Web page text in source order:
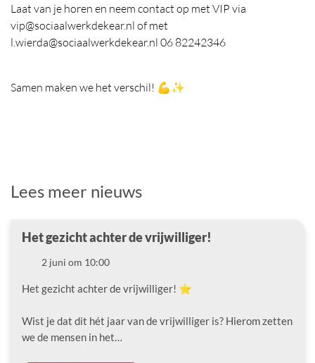
Laat van je horen en neem contact op met VIP via
vip@sociaalwerkdekear.nl of met
l.wierda@sociaalwerkdekear.nl 06 82242346
Samen maken we het verschil! 💪✨
Lees meer nieuws
Het gezicht achter de vrijwilliger!
Datum2 juni om 10:00
Het gezicht achter de vrijwilliger! ⭐️
Wist je dat dit hét jaar van de vrijwilliger is? Hierom zetten
we de mensen in het…